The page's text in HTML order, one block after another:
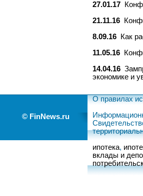
27.01.17
21.11.16
8.09.16
Как
11.05.16
14.04.16
экономике и
© FinNews.ru
О правилах
ипотека,
вклады и